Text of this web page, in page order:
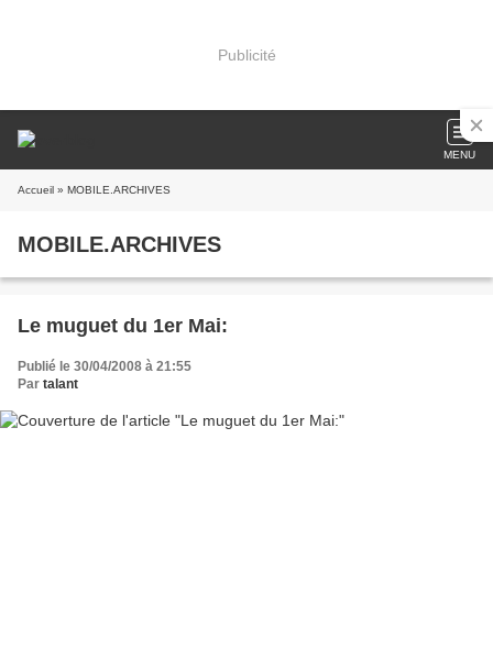
Publicité
MENU
Accueil » MOBILE.ARCHIVES
MOBILE.ARCHIVES
Le muguet du 1er Mai:
Publié le 30/04/2008 à 21:55
Par talant